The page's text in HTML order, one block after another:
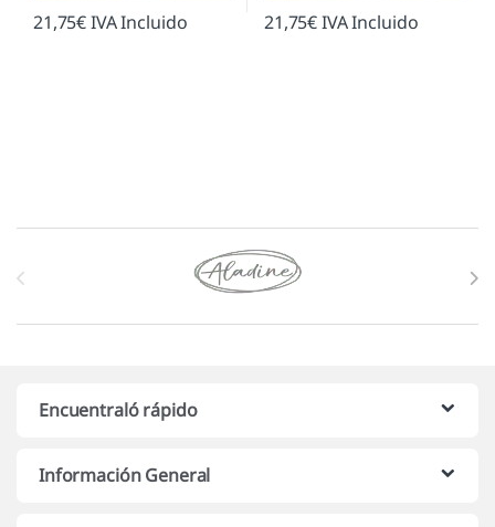
21,75€IVA Incluido 21,75€IVA Incluido
Marcas De Carrusel
Encuentraló rápido
Información General